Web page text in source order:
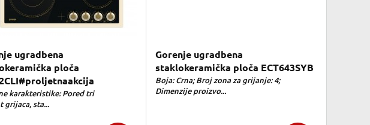
ugradbena
ploča
karakteristike: Pored tri
grijaca, sta...
Gorenje ugradbena
staklokeramička ploča ECT643SYB
Boja: Crna; Broj zona za grijanje: 4;
Dimenzije proizvo...